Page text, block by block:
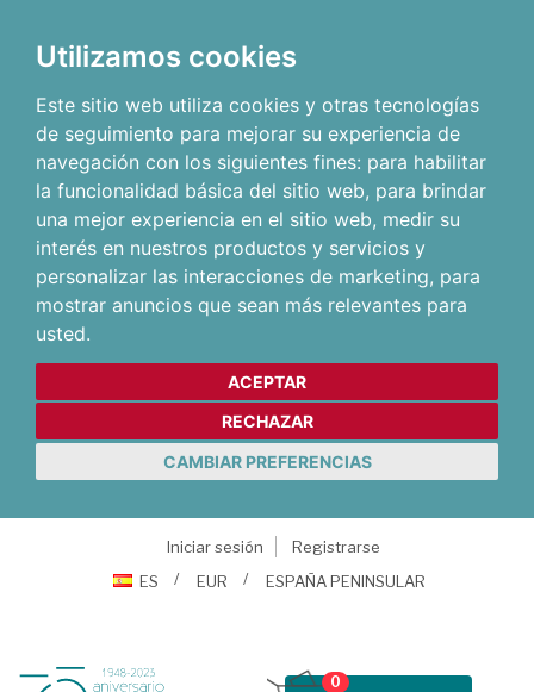
Utilizamos cookies
Este sitio web utiliza cookies y otras tecnologías
de seguimiento para mejorar su experiencia de
navegación con los siguientes fines: para habilitar
la funcionalidad básica del sitio web, para brindar
una mejor experiencia en el sitio web, medir su
interés en nuestros productos y servicios y
personalizar las interacciones de marketing, para
mostrar anuncios que sean más relevantes para
usted.
ACEPTAR
RECHAZAR
CAMBIAR PREFERENCIAS
Iniciar sesión
Registrarse
ES
EUR ESPAÑA PENINSULAR
0